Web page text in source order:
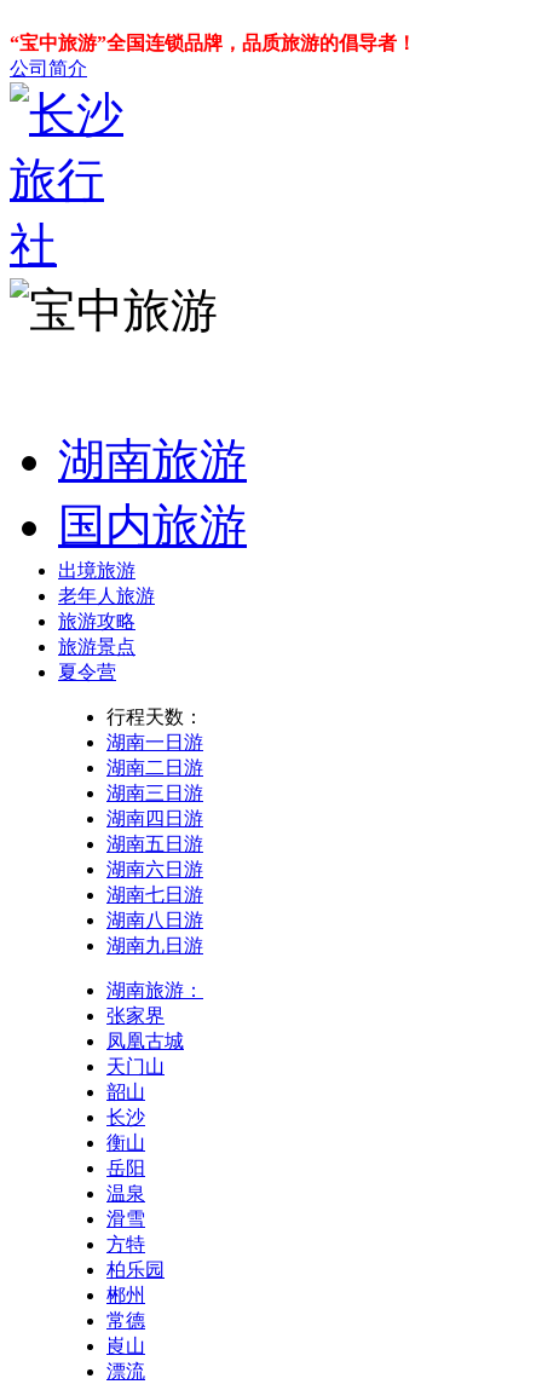
“宝中旅游”全国连锁品牌，品质旅游的倡导者！
公司简介
湖南旅游
国内旅游
出境旅游
老年人旅游
旅游攻略
旅游景点
夏令营
行程天数：
湖南一日游
湖南二日游
湖南三日游
湖南四日游
湖南五日游
湖南六日游
湖南七日游
湖南八日游
湖南九日游
湖南旅游：
张家界
凤凰古城
天门山
韶山
长沙
衡山
岳阳
温泉
滑雪
方特
柏乐园
郴州
常德
崀山
漂流